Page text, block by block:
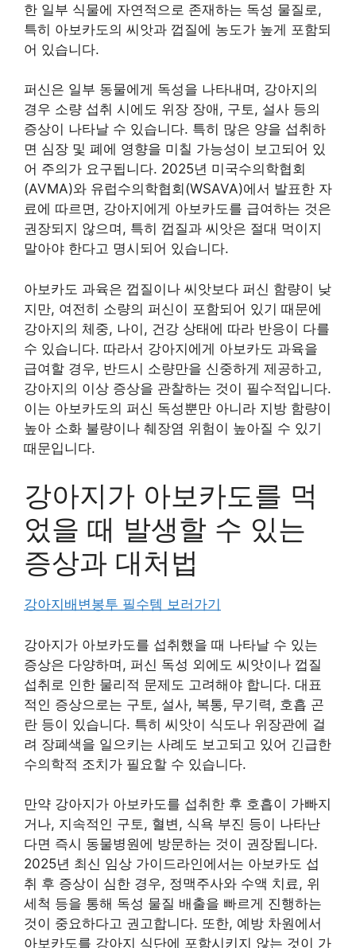
한 일부 식물에 자연적으로 존재하는 독성 물질로,
특히 아보카도의 씨앗과 껍질에 농도가 높게 포함되
어 있습니다.
퍼신은 일부 동물에게 독성을 나타내며, 강아지의
경우 소량 섭취 시에도 위장 장애, 구토, 설사 등의
증상이 나타날 수 있습니다. 특히 많은 양을 섭취하
면 심장 및 폐에 영향을 미칠 가능성이 보고되어 있
어 주의가 요구됩니다. 2025년 미국수의학협회
(AVMA)와 유럽수의학협회(WSAVA)에서 발표한 자
료에 따르면, 강아지에게 아보카도를 급여하는 것은
권장되지 않으며, 특히 껍질과 씨앗은 절대 먹이지
말아야 한다고 명시되어 있습니다.
아보카도 과육은 껍질이나 씨앗보다 퍼신 함량이 낮
지만, 여전히 소량의 퍼신이 포함되어 있기 때문에
강아지의 체중, 나이, 건강 상태에 따라 반응이 다를
수 있습니다. 따라서 강아지에게 아보카도 과육을
급여할 경우, 반드시 소량만을 신중하게 제공하고,
강아지의 이상 증상을 관찰하는 것이 필수적입니다.
이는 아보카도의 퍼신 독성뿐만 아니라 지방 함량이
높아 소화 불량이나 췌장염 위험이 높아질 수 있기
때문입니다.
강아지가 아보카도를 먹
었을 때 발생할 수 있는
증상과 대처법
강아지배변봉투 필수템 보러가기
강아지가 아보카도를 섭취했을 때 나타날 수 있는
증상은 다양하며, 퍼신 독성 외에도 씨앗이나 껍질
섭취로 인한 물리적 문제도 고려해야 합니다. 대표
적인 증상으로는 구토, 설사, 복통, 무기력, 호흡 곤
란 등이 있습니다. 특히 씨앗이 식도나 위장관에 걸
려 장폐색을 일으키는 사례도 보고되고 있어 긴급한
수의학적 조치가 필요할 수 있습니다.
만약 강아지가 아보카도를 섭취한 후 호흡이 가빠지
거나, 지속적인 구토, 혈변, 식욕 부진 등이 나타난
다면 즉시 동물병원에 방문하는 것이 권장됩니다.
2025년 최신 임상 가이드라인에서는 아보카도 섭
취 후 증상이 심한 경우, 정맥주사와 수액 치료, 위
세척 등을 통해 독성 물질 배출을 빠르게 진행하는
것이 중요하다고 권고합니다. 또한, 예방 차원에서
아보카도를 강아지 식단에 포함시키지 않는 것이 가